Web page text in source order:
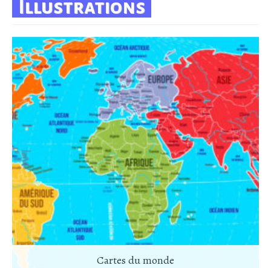
Illustrations
Cartes du monde